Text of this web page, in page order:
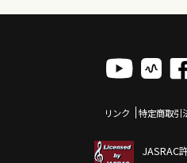
ガズレレのアプリ「ガズレシピ」
ガズレレスタイルでピアノを演奏
https://www.youtube.com/
リンク 特定商取引
JASRAC